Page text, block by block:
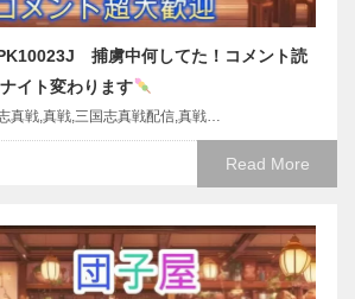
捕虜中何してた！コメント読
イト変わります
真戦,真戦,三国志真戦配信,真戦…
Read More